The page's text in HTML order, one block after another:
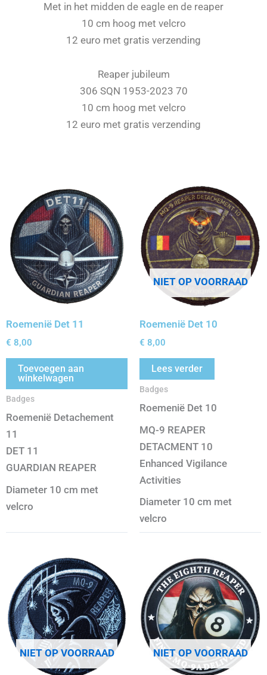
Met in het midden de eagle en de reaper
10 cm hoog met velcro
12 euro met gratis verzending
Reaper jubileum
306 SQN 1953-2023 70
10 cm hoog met velcro
12 euro met gratis verzending
Roemenië Det 11
€ 8,00
Toevoegen aan
winkelwagen
Badges
Roemenië Detachement
11
DET 11
GUARDIAN REAPER
Diameter 10 cm met
velcro
NIET OP VOORRAAD
Roemenië Det 10
€ 8,00
Lees verder
Badges
Roemenië Det 10
MQ-9 REAPER
DETACMENT 10
Enhanced Vigilance
Activities
Diameter 10 cm met
velcro
NIET OP VOORRAAD NIET OP VOORRAAD